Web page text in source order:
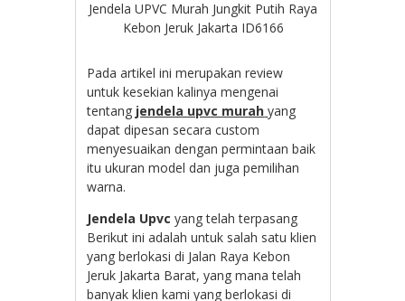
Jendela UPVC Murah Jungkit Putih Raya
Kebon Jeruk Jakarta ID6166
Pada artikel ini merupakan review
untuk kesekian kalinya mengenai
tentang jendela upvc murah yang
dapat dipesan secara custom
menyesuaikan dengan permintaan baik
itu ukuran model dan juga pemilihan
warna.
Jendela Upvc yang telah terpasang
Berikut ini adalah untuk salah satu klien
yang berlokasi di Jalan Raya Kebon
Jeruk Jakarta Barat, yang mana telah
banyak klien kami yang berlokasi di